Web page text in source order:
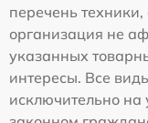
перечень
организация не
указанных
интересы. Все
исключительно на